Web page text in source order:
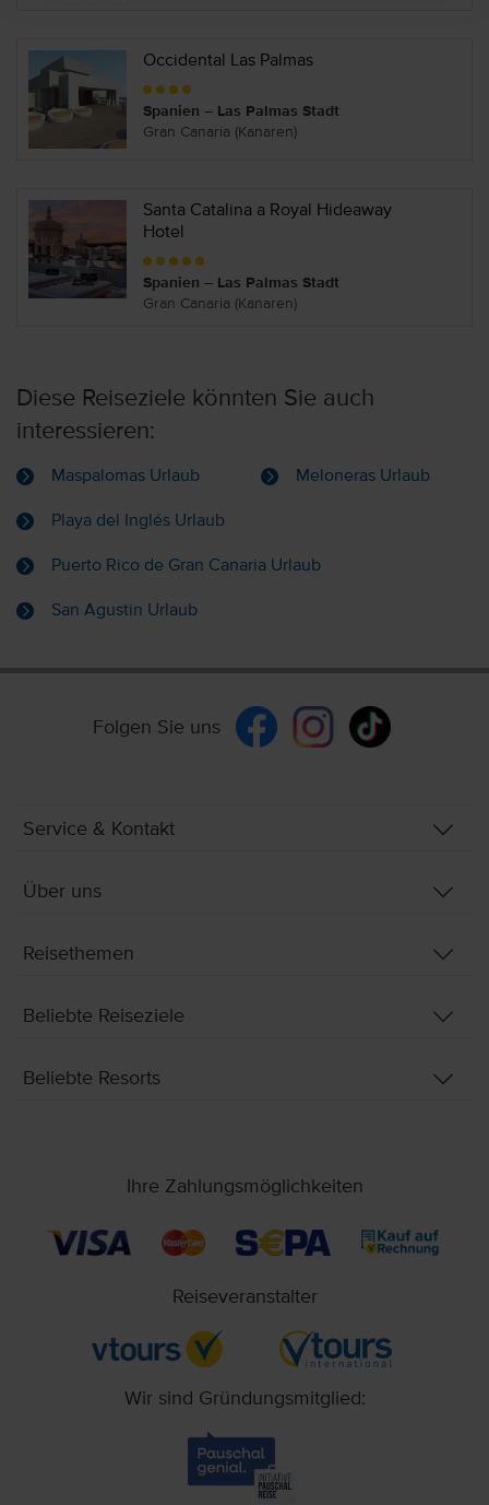
Occidental Las Palmas
Spanien – Las Palmas Stadt
Gran Canaria (Kanaren)
Santa Catalina a Royal Hideaway
Hotel
Spanien – Las Palmas Stadt
Gran Canaria (Kanaren)
Diese Reiseziele könnten Sie auch
interessieren:
Maspalomas Urlaub Meloneras Urlaub
Playa del Inglés Urlaub
Puerto Rico de Gran Canaria Urlaub
San Agustin Urlaub
Folgen Sie uns
Service & Kontakt
Über uns
Reisethemen
Beliebte Reiseziele
Beliebte Resorts
Ihre Zahlungsmöglichkeiten
Reiseveranstalter
Wir sind Gründungsmitglied: